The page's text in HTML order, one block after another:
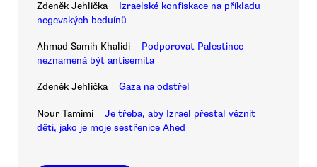
Zdeněk Jehlička
Izraelské konfiskace na příkladu
negevských beduínů
Ahmad Samih Khalidi
Podporovat Palestince
neznamená být antisemita
Zdeněk Jehlička Gaza na odstřel
Nour Tamimi
Je třeba, aby Izrael přestal věznit
děti, jako je moje sestřenice Ahed